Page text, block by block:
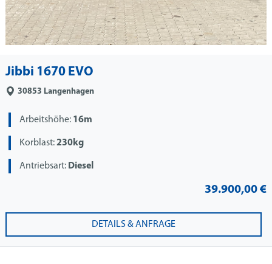
Jibbi 1670 EVO
30853 Langenhagen
Arbeitshöhe: 16m
Korblast:230kg
Antriebsart: Diesel
39.900,00 €
DETAILS & ANFRAGE